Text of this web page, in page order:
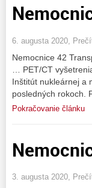
6. augusta 2020,
Nemocnice 42
… PET/CT
Inštitút nukleárnej a
posledných rokoch.
Pokračovanie článku
3. augusta 2020,